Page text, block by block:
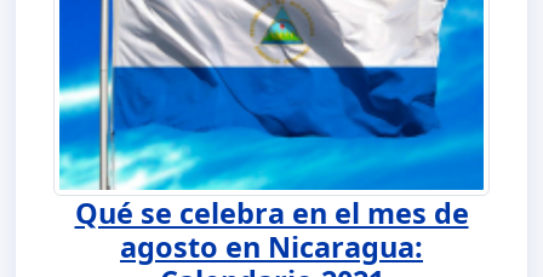
Qué se celebra en el mes de
agosto en Nicaragua: